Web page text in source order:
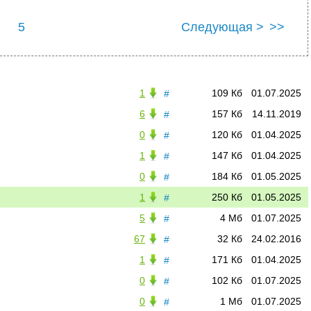
5 Следующая > >>
# 01.07.2025
109 Кб
1
#
14.11.2019
157 Кб
6
#
01.04.2025
120 Кб
0
#
01.04.2025
147 Кб
1
#
01.05.2025
184 Кб
0
#
01.05.2025
250 Кб
1
#
01.07.2025
4 Мб
5
#
24.02.2016
32 Кб
67
#
01.04.2025
171 Кб
1
#
01.07.2025
102 Кб
0
#
01.07.2025
1 Мб
0